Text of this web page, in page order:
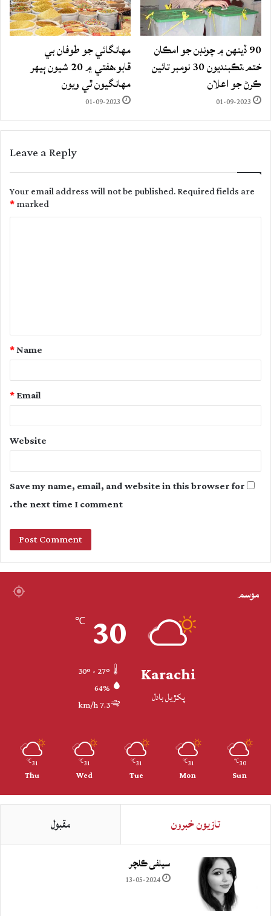
90 ڏينهن ۾ چونڊن جو امڪان
ختم،تڪبنديون 30 نومبر تائين
ڪرڻ جو اعلان
01-09-2023
مهانگائي جو طوفان بي
قابو،هفتي ۾ 20 شيون ٻيهر
مهانگيون ٿي ويون
01-09-2023
Leave a Reply
Your email address will not be published.Required fields are
marked
*
t
Name
*
Email
*
Website
Save my name, email, and website in this browser for
the next time I comment.
موسم
Karachi
پکڙيل بادل
30
℃
64%
7.3 km/h
30
℃
Sun
31
℃
Mon
31
℃
Tue
31
℃
Wed
31
℃
Thu
تازيون خبرون مقبول
سيلفي ڪلچر
13-05-2024